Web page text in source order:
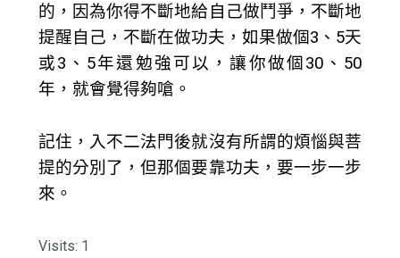
的，因為你得不斷地給自己做鬥爭，不斷地
提醒自己，不斷在做功夫，如果做個3、5天
或3、5年還勉強可以，讓你做個30、50
年，就會覺得夠嗆。
記住，入不二法門後就沒有所謂的煩惱與菩
提的分別了，但那個要靠功夫，要一步一步
來。
Visits: 1